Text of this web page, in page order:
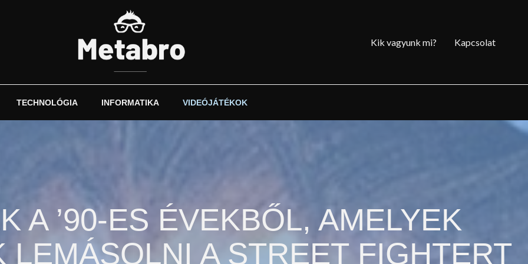
Kik vagyunk mi? Kapcsolat
TECHNOLÓGIA INFORMATIKA VIDEÓJÁTÉKOK
A ’90-ES ÉVEKBŐL, AMELYEK
LEMÁSOLNI A STREET FIGHTERT